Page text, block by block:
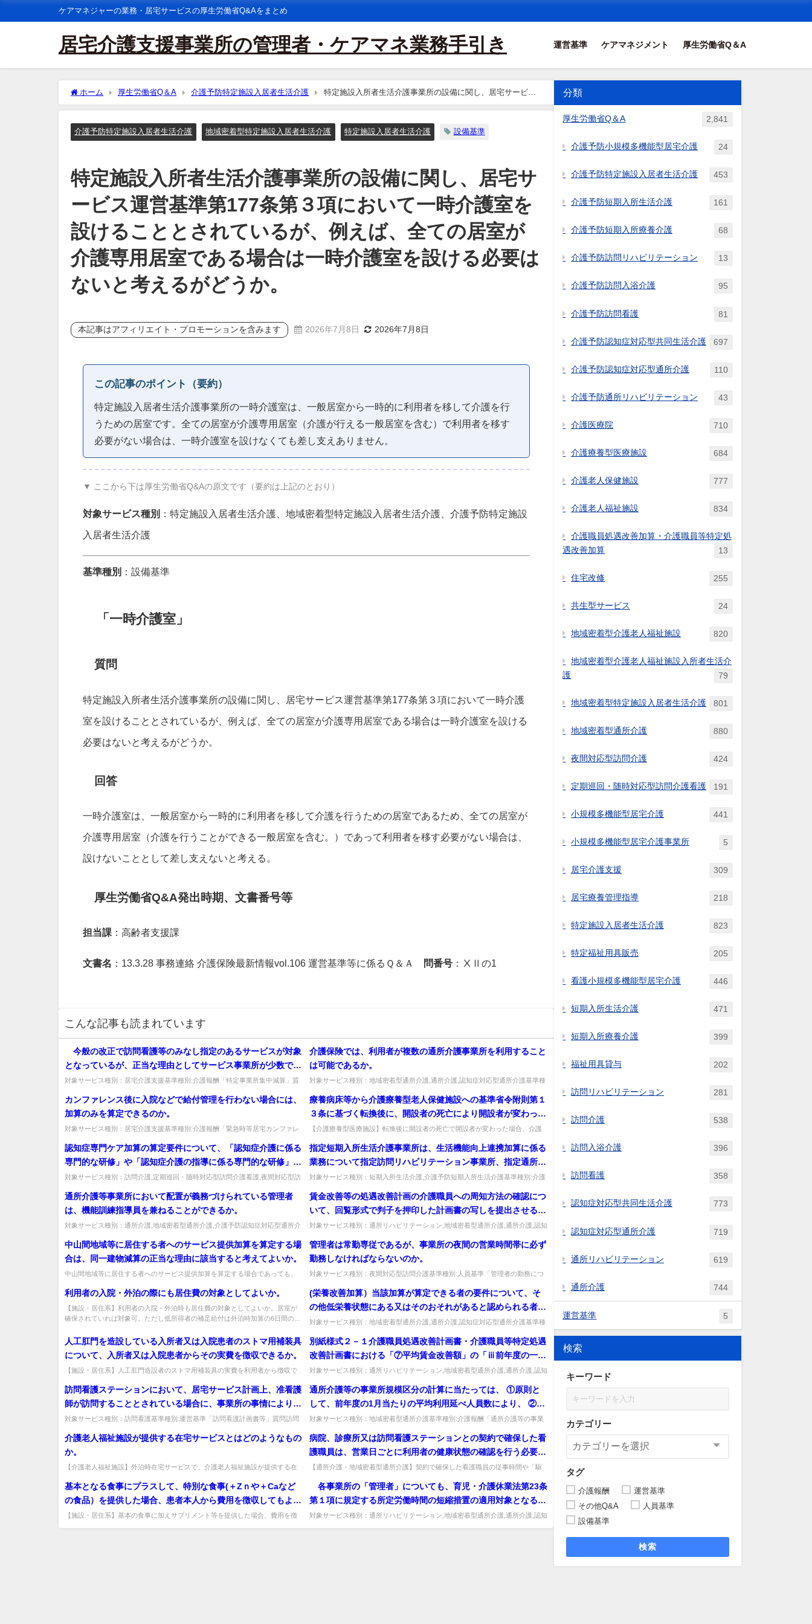
ケアマネジャーの業務・居宅サービスの厚生労働省Q&Aをまとめ
居宅介護支援事業所の管理者・ケアマネ業務手引き 運営基準 ケアマネジメント 厚生労働省Q＆A
ホーム 厚生労働省Q＆A 介護予防特定施設入居者生活介護
特定施設入所者生活介護事業所の設備に関し、居宅サービス
運営基準第177条第３項において一時介護室を設けることとされているが、例えば、全ての居室が介護専用居室である場合は一時介護
介護予防特定施設入居者生活介護
地域密着型特定施設入居者生活介護 特定施設入居者生活介護 設備基準
特定施設入所者生活介護事業所の設備に関し、居宅サ
ービス運営基準第177条第３項において一時介護室を
設けることとされているが、例えば、全ての居室が
介護専用居室である場合は一時介護室を設ける必要は
ないと考えるがどうか。
本記事はアフィリエイト・プロモーションを含みます 2026年7月8日 2026年7月8日
この記事のポイント（要約）
特定施設入居者生活介護事業所の一時介護室は、一般居室から一時的に利用者を移して介護を行
うための居室です。全ての居室が介護専用居室（介護が行える一般居室を含む）で利用者を移す
必要がない場合は、一時介護室を設けなくても差し支えありません。
▼ ここから下は厚生労働省Q&Aの原文です（要約は上記のとおり）
対象サービス種別 ：特定施設入居者生活介護、地域密着型特定施設入居者生活介護、介護予防特定施設
入居者生活介護
基準種別 ：設備基準
「一時介護室」
質問
特定施設入所者生活介護事業所の設備に関し、居宅サービス運営基準第177条第３項において一時介護
室を設けることとされているが、例えば、全ての居室が介護専用居室である場合は一時介護室を設ける
必要はないと考えるがどうか。
回答
一時介護室は、一般居室から一時的に利用者を移して介護を行うための居室であるため、全ての居室が
介護専用居室（介護を行うことができる一般居室を含む。）であって利用者を移す必要がない場合は、
設けないこととして差し支えないと考える。
厚生労働省Q&A発出時期、文書番号等
担当課 ：高齢者支援課
文書名 ：13.3.28 事務連絡 介護保険最新情報vol.106 運営基準等に係るＱ＆Ａ 問番号 ：ⅩⅡの1
こんな記事も読まれています
今般の改正で訪問看護等のみなし指定のあるサービスが対象
となっているが、正当な理由としてサービス事業所が少数であ
ることをもって判断する場合に、みなし事業所は通常の実施地
域内の事業所としてカウントするのかお聞きしたい。
対象サービス種別：居宅介護支援基準種別:介護報酬「特定事業所集中減算」質
介護保険では、利用者が複数の通所介護事業所を利用すること
は可能であるか。
対象サービス種別：地域密着型通所介護,通所介護,認知症対応型通所介護基準種
カンファレンス後に入院などで給付管理を行わない場合には、
加算のみを算定できるのか。
対象サービス種別：居宅介護支援基準種別:介護報酬「緊急時等居宅カンファレ
療養病床等から介護療養型老人保健施設への基準省令附則第１
３条に基づく転換後に、開設者の死亡により開設者が変わった
場合であっても、引き続き介護療養型老人保健施設の基本施設
サービス費を算定することができるのか。
【介護療養型医療施設】転換後に開設者の死亡で開設者が変わった場合、介護
認知症専門ケア加算の算定要件について、「認知症介護に係る
専門的な研修」や「認知症介護の指導に係る専門的な研修」の
うち、認知症看護に係る適切な研修とは、どのようなものがあ
るか。
対象サービス種別：訪問介護,定期巡回・随時対応型訪問介護看護,夜間対応型訪
指定短期入所生活介護事業所は、生活機能向上連携加算に係る
業務について指定訪問リハビリテーション事業所、指定通所リ
ハビリテーション事業所又は医療提供施設と委託契約を締結
し、業務に必要な費用を指定訪問リハビリテーション事業所等
に支払うことになると考えてよいか。
対象サービス種別：短期入所生活介護,介護予防短期入所生活介護基準種別:介護
通所介護等事業所において配置が義務づけられている管理者
は、機能訓練指導員を兼ねることができるか。
対象サービス種別：通所介護,地域密着型通所介護,介護予防認知症対応型通所介
賃金改善等の処遇改善計画の介護職員への周知方法の確認につ
いて、回覧形式で判子を押印した計画書の写しを提出させるこ
と等が考えられるが、具体的にどのように周知すればよいか。
対象サービス種別：通所リハビリテーション,地域密着型通所介護,通所介護,認知
中山間地域等に居住する者へのサービス提供加算を算定する場
合は、同一建物減算の正当な理由に該当すると考えてよいか。
中山間地域等に居住する者へのサービス提供加算を算定する場合であっても、
管理者は常勤専従であるが、事業所の夜間の営業時間帯に必ず
勤務しなければならないのか。
対象サービス種別：夜間対応型訪問介護基準種別:人員基準「管理者の勤務につ
利用者の入院・外泊の際にも居住費の対象としてよいか。
【施設・居住系】利用者の入院・外泊時も居住費の対象としてよいか。居室が
確保されていれば対象可。ただし低所得者の補足給付は外泊時加算の6日間の...
(栄養改善加算）当該加算が算定できる者の要件について、そ
の他低栄養状態にある又はそのおそれがあると認められる者と
は具体的内容如何。また、食事摂取量が不良の者（７５％以
下）とはどういった者を指すのか。
対象サービス種別：地域密着型通所介護,通所介護,認知症対応型通所介護基準種
人工肛門を造設している入所者又は入院患者のストマ用補装具
について、入所者又は入院患者からその実費を徴収できるか。
【施設・居住系】人工肛門造設者のストマ用補装具の実費を利用者から徴収で
別紙様式２－１介護職員処遇改善計画書・介護職員等特定処遇
改善計画書における「⑦平均賃金改善額」の「ⅲ前年度の一月
当たりの常勤換算職員数」は、「原則として、本計画書を提出
する前月の常勤換算方法により算出する」とされているが、職
員数の変動があった場合など、前月の実績を用いることが適当
でないと考えられる事業所においては、過去３ヶ月の平均値や
前々月の実績など、他の期間の実績を用いることは可能か。
対象サービス種別：通所リハビリテーション,地域密着型通所介護,通所介護,認知
訪問看護ステーションにおいて、居宅サービス計画上、准看護
師が訪問することとされている場合に、事業所の事情により准
看護師ではなく理学療法士、作業療法士又は言語聴覚士が訪問
する場合については理学療法士、作業療法士又は言語聴覚士の
場合の所定単位数を算定する場合とあるが具体的にはどのよう
対象サービス種別：訪問看護基準種別:運営基準「訪問看護計画書等」質問訪問
通所介護等の事業所規模区分の計算に当たっては、 ①原則と
して、前年度の1月当たりの平均利用延べ人員数により、 ②例
外的に、前年度の実績が6月に満たない又は前年度から定員を
25％以上変更して事業を行う事業者においては、便宜上、利用
定員の90％に予定される1月当たりの営業日数を乗じて得た数
により、 事業所規模の区分を判断することとなる。 しかし、
②を利用することにより、年度末に定員規模を大幅に縮小し、
年度を越して当該年度の事業所規模が確定した後に定員を変更
前の規模に戻す等、事業所規模の実態を反映しない不適切な運
用が行われる可能性も考えられるが、その対応如何。
対象サービス種別：地域密着型通所介護基準種別:介護報酬「通所介護等の事業
介護老人福祉施設が提供する在宅サービスとはどのようなもの
か。
【介護老人福祉施設】外泊時在宅サービスで、介護老人福祉施設が提供する在
病院、診療所又は訪問看護ステーションとの契約で確保した看
護職員は、営業日ごとに利用者の健康状態の確認を行う必要が
あるが、その場合どの程度の従事時間が必要か。また、事業所
に駆けつけることができる体制とは、どの程度の距離を想定し
ているのか。
【通所介護・地域密着型通所介護】契約で確保した看護職員の従事時間や「駆
基本となる食事にプラスして、特別な食事(＋Zｎや＋Caなど
の食品）を提供した場合、患者本人から費用を徴収してもよい
か。
【施設・居住系】基本の食事に加えサプリメント等を提供した場合、費用を徴
各事業所の「管理者」についても、育児・介護休業法第23条
第１項に規定する所定労働時間の短縮措置の適用対象となるの
か？
対象サービス種別：通所リハビリテーション,地域密着型通所介護,通所介護,認知
分類
厚生労働省Q＆A 2,841
介護予防小規模多機能型居宅介護 24
介護予防特定施設入居者生活介護 453
介護予防短期入所生活介護 161
介護予防短期入所療養介護 68
介護予防訪問リハビリテーション 13
介護予防訪問入浴介護 95
介護予防訪問看護 81
介護予防認知症対応型共同生活介護 697
介護予防認知症対応型通所介護 110
介護予防通所リハビリテーション 43
介護医療院 710
介護療養型医療施設 684
介護老人保健施設 777
介護老人福祉施設 834
介護職員処遇改善加算・介護職員等特定処
遇改善加算
13
住宅改修 255
共生型サービス 24
地域密着型介護老人福祉施設 820
地域密着型介護老人福祉施設入所者生活介
護
79
地域密着型特定施設入居者生活介護 801
地域密着型通所介護 880
夜間対応型訪問介護 424
定期巡回・随時対応型訪問介護看護 191
小規模多機能型居宅介護 441
小規模多機能型居宅介護事業所 5
居宅介護支援 309
居宅療養管理指導 218
特定施設入居者生活介護 823
特定福祉用具販売 205
看護小規模多機能型居宅介護 446
短期入所生活介護 471
短期入所療養介護 399
福祉用具貸与 202
訪問リハビリテーション 281
訪問介護 538
訪問入浴介護 396
訪問看護 358
認知症対応型共同生活介護 773
認知症対応型通所介護 719
通所リハビリテーション 619
通所介護 744
運営基準 5
検索
キーワード
カテゴリー
タグ
介護報酬
運営基準
その他Q&A
人員基準
設備基準
検索